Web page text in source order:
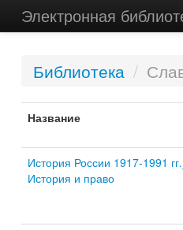
Электронная
Библиотека /
Название
История России 1917-1991
История и право